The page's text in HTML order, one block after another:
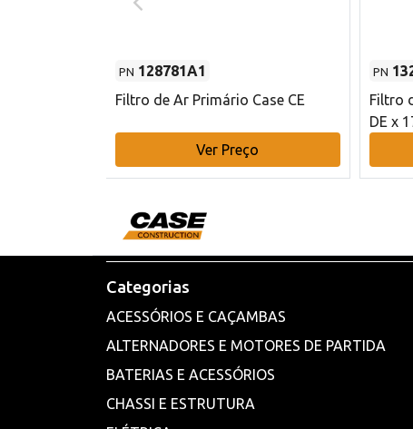
PN 128781A1
Filtro de Ar Primário Case CE
Ver Preço
PN
Filtro
DE x
Categorias
ACESSÓRIOS E CAÇAMBAS
ALTERNADORES E MOTORES DE PARTIDA
BATERIAS E ACESSÓRIOS
CHASSI E ESTRUTURA